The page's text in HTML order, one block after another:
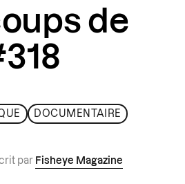
de
DOCUMENTAIRE
par Fisheye Magazine